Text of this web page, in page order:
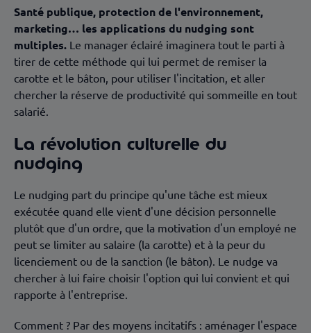
Santé publique, protection de l'environnement,
marketing… les applications du nudging sont
multiples. Le manager éclairé imaginera tout le parti à
tirer de cette méthode qui lui permet de remiser la
carotte et le bâton, pour utiliser l'incitation, et aller
chercher la réserve de productivité qui sommeille en tout
salarié.
La révolution culturelle du
nudging
Le nudging part du principe qu'une tâche est mieux
exécutée quand elle vient d'une décision personnelle
plutôt que d'un ordre, que la motivation d'un employé ne
peut se limiter au salaire (la carotte) et à la peur du
licenciement ou de la sanction (le bâton). Le nudge va
chercher à lui faire choisir l'option qui lui convient et qui
rapporte à l'entreprise.
Comment ? Par des moyens incitatifs : aménager l'espace